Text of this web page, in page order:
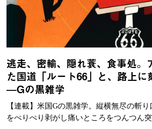
逃走、密輸、隠れ蓑、食事処。
た国道「ルート66」と、路上
—Gの黒雑学
【連載】米国Gの黒雑学。縦横無尽の斬
をぺりぺり剥がし痛いところをつんつん